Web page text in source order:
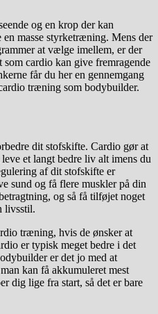
og en krop der kan
masse styrketræning. Mens der
at vælge imellem, er der
cardio kan give fremragende
får du her en gennemgang
træning som bodybuilder.
dit stofskifte. Cardio gør at
et langt bedre liv alt imens du
af dit stofskifte er
sund og få flere muskler på din
og så få tilføjet noget
livsstil.
træning, hvis de ønsker at
er typisk meget bedre i det
er det jo med at
kan få akkumuleret mest
dig lige fra start, så det er bare